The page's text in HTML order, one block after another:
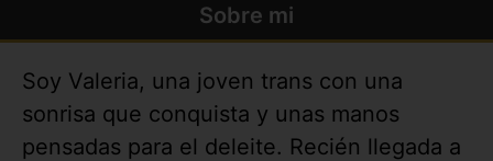
Sobre mi
Soy Valeria, una joven trans con una
sonrisa que conquista y unas manos
pensadas para el deleite. Recién llegada a